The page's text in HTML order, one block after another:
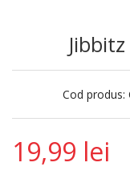
Cod produs:
19,99 lei